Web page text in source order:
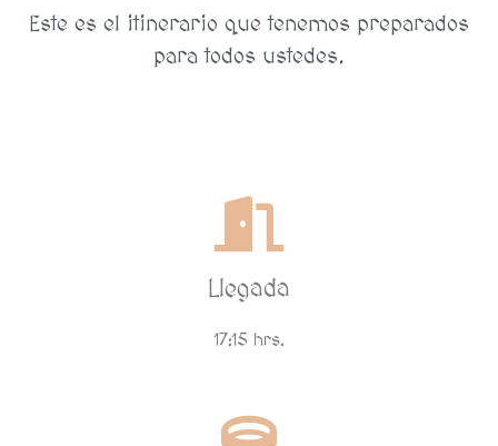
Este es el itinerario que tenemos preparados
para todos ustedes.
Llegada
17:15 hrs.